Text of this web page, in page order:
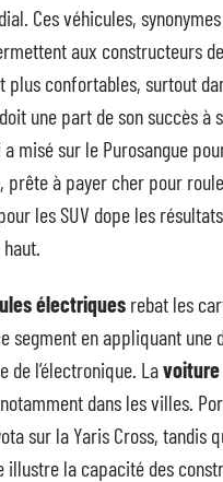
Ces véhicules,
aux constructeurs
plus confortables, surtout
une part de son succès à
misé sur le Purosangue
prête à payer cher pour
les SUV dope les
électriques rebat les
segment en appliquant une
de l’électronique. La
dans les villes.
sur la Yaris Cross, tandis
illustre la capacité des